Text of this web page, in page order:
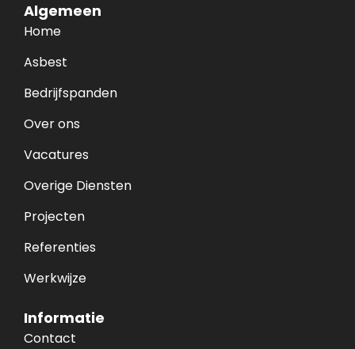
Algemeen
Home
Asbest
Bedrijfspanden
Over ons
Vacatures
Overige Diensten
Projecten
Referenties
Werkwijze
Informatie
Contact